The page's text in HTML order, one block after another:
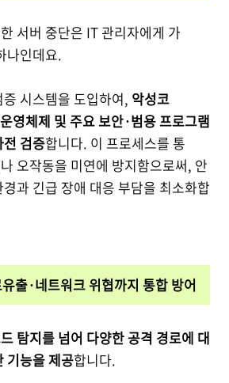
서버 중단은 IT 관리자에게 가
나인데요.
시스템을 도입하여, 악성코
영체제 및 주요 보안·범용 프로그램
검증합니다. 이 프로세스를 통
오작동을 미연에 방지함으로써, 안
과 긴급 장애 대응 부담을 최소화합
출·네트워크 위협까지 통합 방어
탐지를 넘어 다양한 공격 경로에 대
기능을 제공합니다.